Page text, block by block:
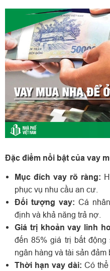
Đặc điểm nổi bật của vay
Mục đích vay rõ ràng:
phục vụ nhu cầu an cư.
Đối tượng vay: Cá
định và khả năng trả nợ.
Giá trị khoản vay linh
đến 85% giá trị bất động
ngân hàng và tài sản đảm
Thời hạn vay dài: Có